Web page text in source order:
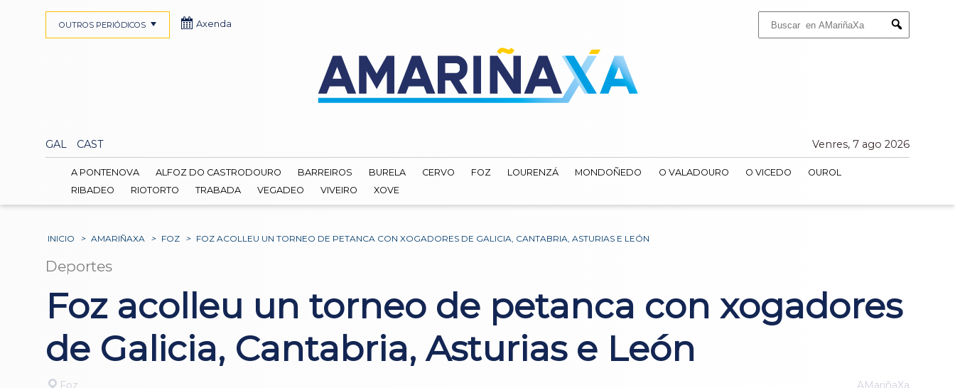
Submit
GAL CAST Venres, 7 ago 2026
OUTROS PERIÓDICOS Axenda
A PONTENOVA ALFOZ DO CASTRODOURO BARREIROS BURELA CERVO FOZ LOURENZÁ MONDOÑEDO O VALADOURO O VICEDO
OUROL
RIBADEO
RIOTORTO TRABADA VEGADEO VIVEIRO XOVE
INICIO > AMARIÑAXA > FOZ > FOZ ACOLLEU UN TORNEO DE PETANCA CON XOGADORES DE GALICIA, CANTABRIA, ASTURIAS E LEÓN
Deportes
Foz acolleu un torneo de petanca con xogadores
de Galicia, Cantabria, Asturias e León
Foz AMariñaXa